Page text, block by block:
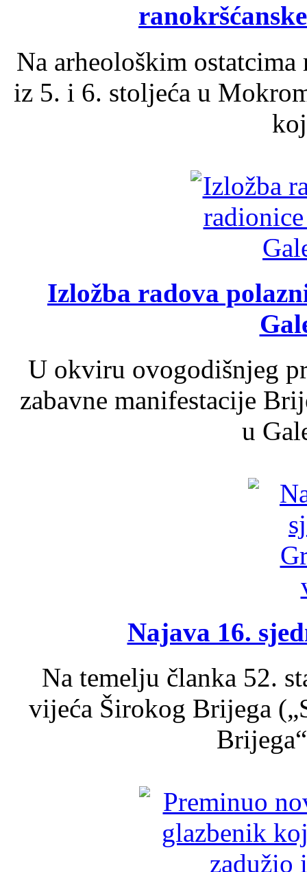
Na arheološkim
iz 5. i 6. stoljeća u
Izložba radova
U okviru ovogodišnjeg
zabavne manifestacije
u
Najava 16.
Na temelju članka 52.
vijeća Širokog Brijega